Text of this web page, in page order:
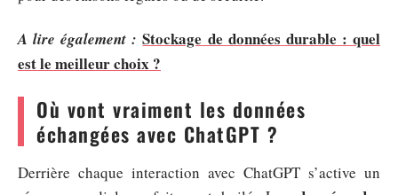
A lire également : Stockage de données durable : quel
est le meilleur choix ?
Où vont vraiment les données
échangées avec ChatGPT ?
Derrière chaque interaction avec ChatGPT s’active un